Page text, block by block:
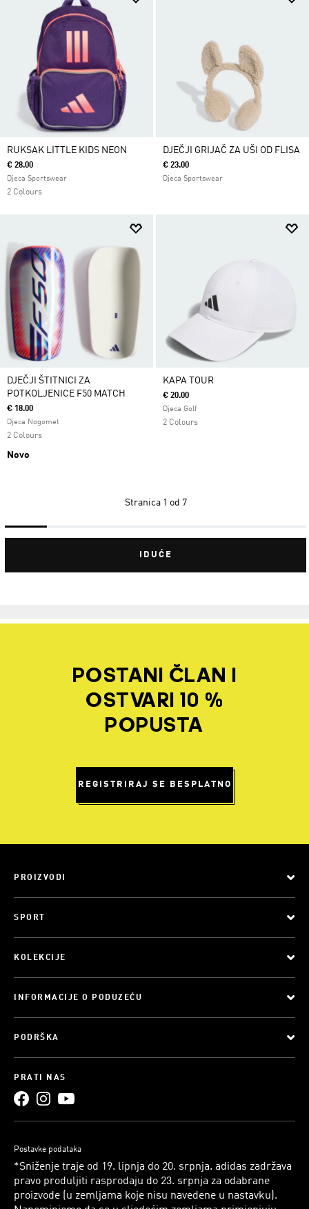
RUKSAK LITTLE KIDS NEON
€ 28.00
Djeca Sportswear
2 Colours
DJEČJI GRIJAČ ZA UŠI OD FLISA
€ 23.00
Djeca Sportswear
DJEČJI ŠTITNICI ZA
POTKOLJENICE F50 MATCH
€ 18.00
Djeca Nogomet
2 Colours
Novo
KAPA TOUR
€ 20.00
Djeca Golf
2 Colours
Stranica 1 od 7
IDUĆE
POSTANI ČLAN I
OSTVARI 10 %
POPUSTA
REGISTRIRAJ SE BESPLATNO
PROIZVODI
SPORT
KOLEKCIJE
INFORMACIJE O PODUZEĆU
PODRŠKA
PRATI NAS
Postavke podataka
*Sniženje traje od 19. lipnja do 20. srpnja. adidas zadržava
pravo produljiti rasprodaju do 23. srpnja za odabrane
proizvode (u zemljama koje nisu navedene u nastavku).